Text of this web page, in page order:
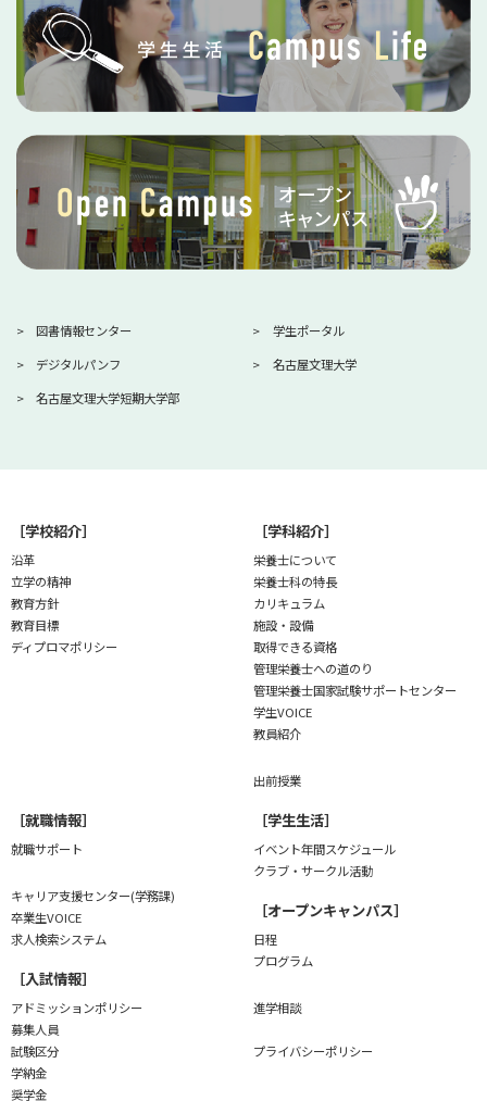
図書情報センター
学生ポータル
デジタルパンフ
名古屋文理大学
名古屋文理大学短期大学部
［学校紹介］
沿革
立学の精神
教育方針
教育目標
ディプロマポリシー
［学科紹介］
栄養士について
栄養士科の特長
カリキュラム
施設・設備
取得できる資格
管理栄養士への道のり
管理栄養士国家試験サポートセンター
学生VOICE
教員紹介
出前授業
［就職情報］
就職サポート
キャリア支援センター(学務課)
卒業生VOICE
求人検索システム
［入試情報］
アドミッションポリシー
募集人員
試験区分
学納金
奨学金
［学生生活］
イベント年間スケジュール
クラブ・サークル活動
［オープンキャンパス］
日程
プログラム
進学相談
プライバシーポリシー